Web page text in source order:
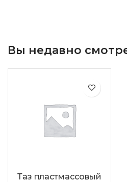
Вы недавно
Таз пластмассовый